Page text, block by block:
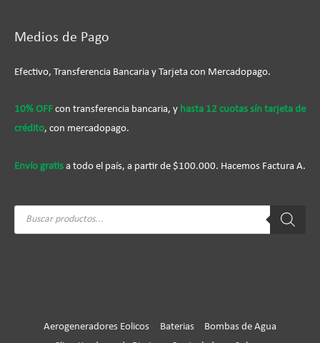
Medios de Pago
Efectivo, Transferencia Bancaria y Tarjeta con Mercadopago.
10% OFF con transferencia bancaria, y hasta 12 cuotas sín tarjeta de
crédito, con mercadopago.
Envío gratis a todo el país, a partir de $100.000. Hacemos Factura A.
Búsqueda
Aerogeneradores Eolicos Baterias
Bombas de Agua